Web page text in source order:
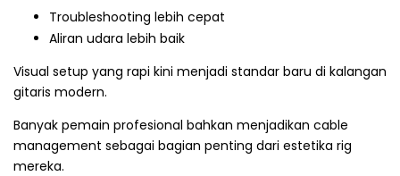
Troubleshooting lebih cepat
Aliran udara lebih baik
Visual setup yang rapi kini menjadi standar baru di kalangan
gitaris modern.
Banyak pemain profesional bahkan menjadikan cable
management sebagai bagian penting dari estetika rig
mereka.